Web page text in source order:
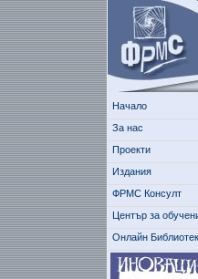
Начало
За нас
Проекти
Издания
ФРМС Консулт
Център за
Онлайн